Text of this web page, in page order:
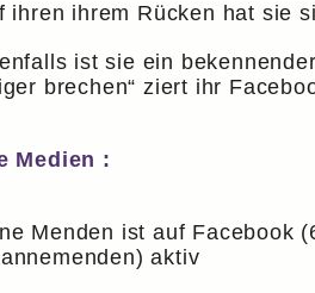
ihren ihrem Rücken hat sie
ist sie ein
brechen“ ziert ihr
Medien :
Menden ist auf Facebook
aktiv